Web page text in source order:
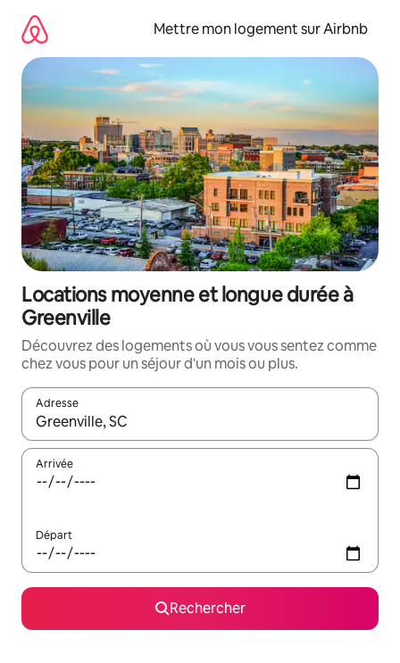
directement
contenu
Mettre mon logement sur Airbnb
Locations moyenne et longue durée à
Greenville
Découvrez des logements où vous vous sentez comme
chez vous pour un séjour d'un mois ou plus.
Adresse
Lorsque les résultats s'affichent, utilisez les flèches vers le
Arrivée
Départ
Rechercher